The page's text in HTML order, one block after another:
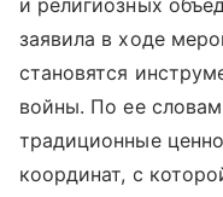
и религиозных
заявила в ходе
становятся
войны. По ее
традиционные
координат, с